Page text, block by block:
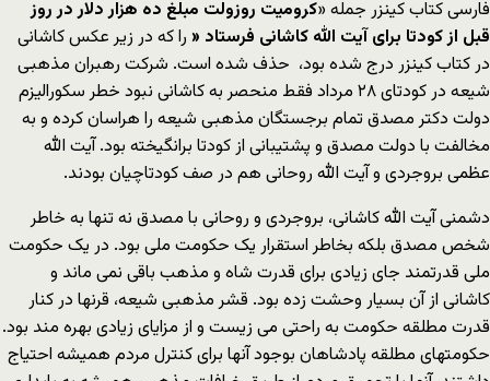
فارسی کتاب کینزر جمله «کرومیت روزولت مبلغ ده هزار دلار در روز
قبل از کودتا برای آیت الله کاشانی فرستاد « را که در زیر عکس کاشانی
در کتاب کینزر درج شده بود، حذف شده است. شرکت رهبران مذهبی
شیعه در کودتای ۲۸ مرداد فقط منحصر به کاشانی نبود خطر سکورالیزم
دولت دکتر مصدق تمام برجستگان مذهبی شیعه را هراسان کرده و به
مخالفت با دولت مصدق و پشتیبانی از کودتا برانگیخته بود. آیت الله
عظمی بروجردی و آیت الله روحانی هم در صف کودتاچیان بودند.
دشمنی آیت الله کاشانی، بروجردی و روحانی با مصدق نه تنها به خاطر
شخص مصدق بلکه بخاطر استقرار یک حکومت ملی بود. در یک حکومت
ملی قدرتمند جای زیادی برای قدرت شاه و مذهب باقی نمی ماند و
کاشانی از آن بسیار وحشت زده بود. قشر مذهبی شیعه، قرنها در کنار
قدرت مطلقه حکومت به راحتی می زیست و از مزایای زیادی بهره مند بود.
حکومتهای مطلقه پادشاهان بوجود آنها برای کنترل مردم همیشه احتیاج